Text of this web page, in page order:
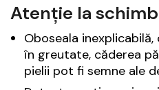
Atenție la
Oboseala
în greutate, căderea
pielii pot fi semne ale